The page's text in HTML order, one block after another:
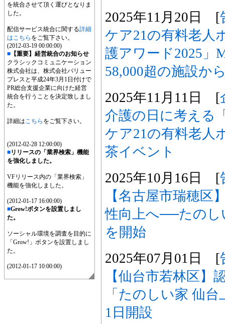
を統合させて頂く運びとなりま
した。
配信サービス統合に関する詳細
はこちら をご覧下さい。
(2012-03-19 00:00:00)
■ 【重要】経営統合のお知らせ
クラシックコミュニケーション
株式会社は、株式会社バリュー
プレスと平成24年3月1日付けで
PR総合支援企業に向けた経営
統合を行うことを決定致しまし
た。
詳細はこちら をご覧下さい。
(2012-02-28 12:00:00)
■リリースの「業界検索」機能
を強化しました。
VFリリース内の「業界検索」
機能を強化しました。
(2012-01-17 16:00:00)
■Grow!ボタンを設置しまし
た。
ソーシャル環境を調査を目的に
「Grow!」ボタンを設置しまし
た。
(2012-01-17 10:00:00)
2025年11月20日 [
ケア21の有料老人
護アワード2025」
58,000超の施設か
2025年11月11日 [
介護の日に考える
ケア21の有料老人
茶イベント
2025年10月16日 [
【名古屋市瑞穂区
性向上へ──たのし
を開始
2025年07月01日 [
【仙台市若林区】
「たのしい家 仙
1日開設